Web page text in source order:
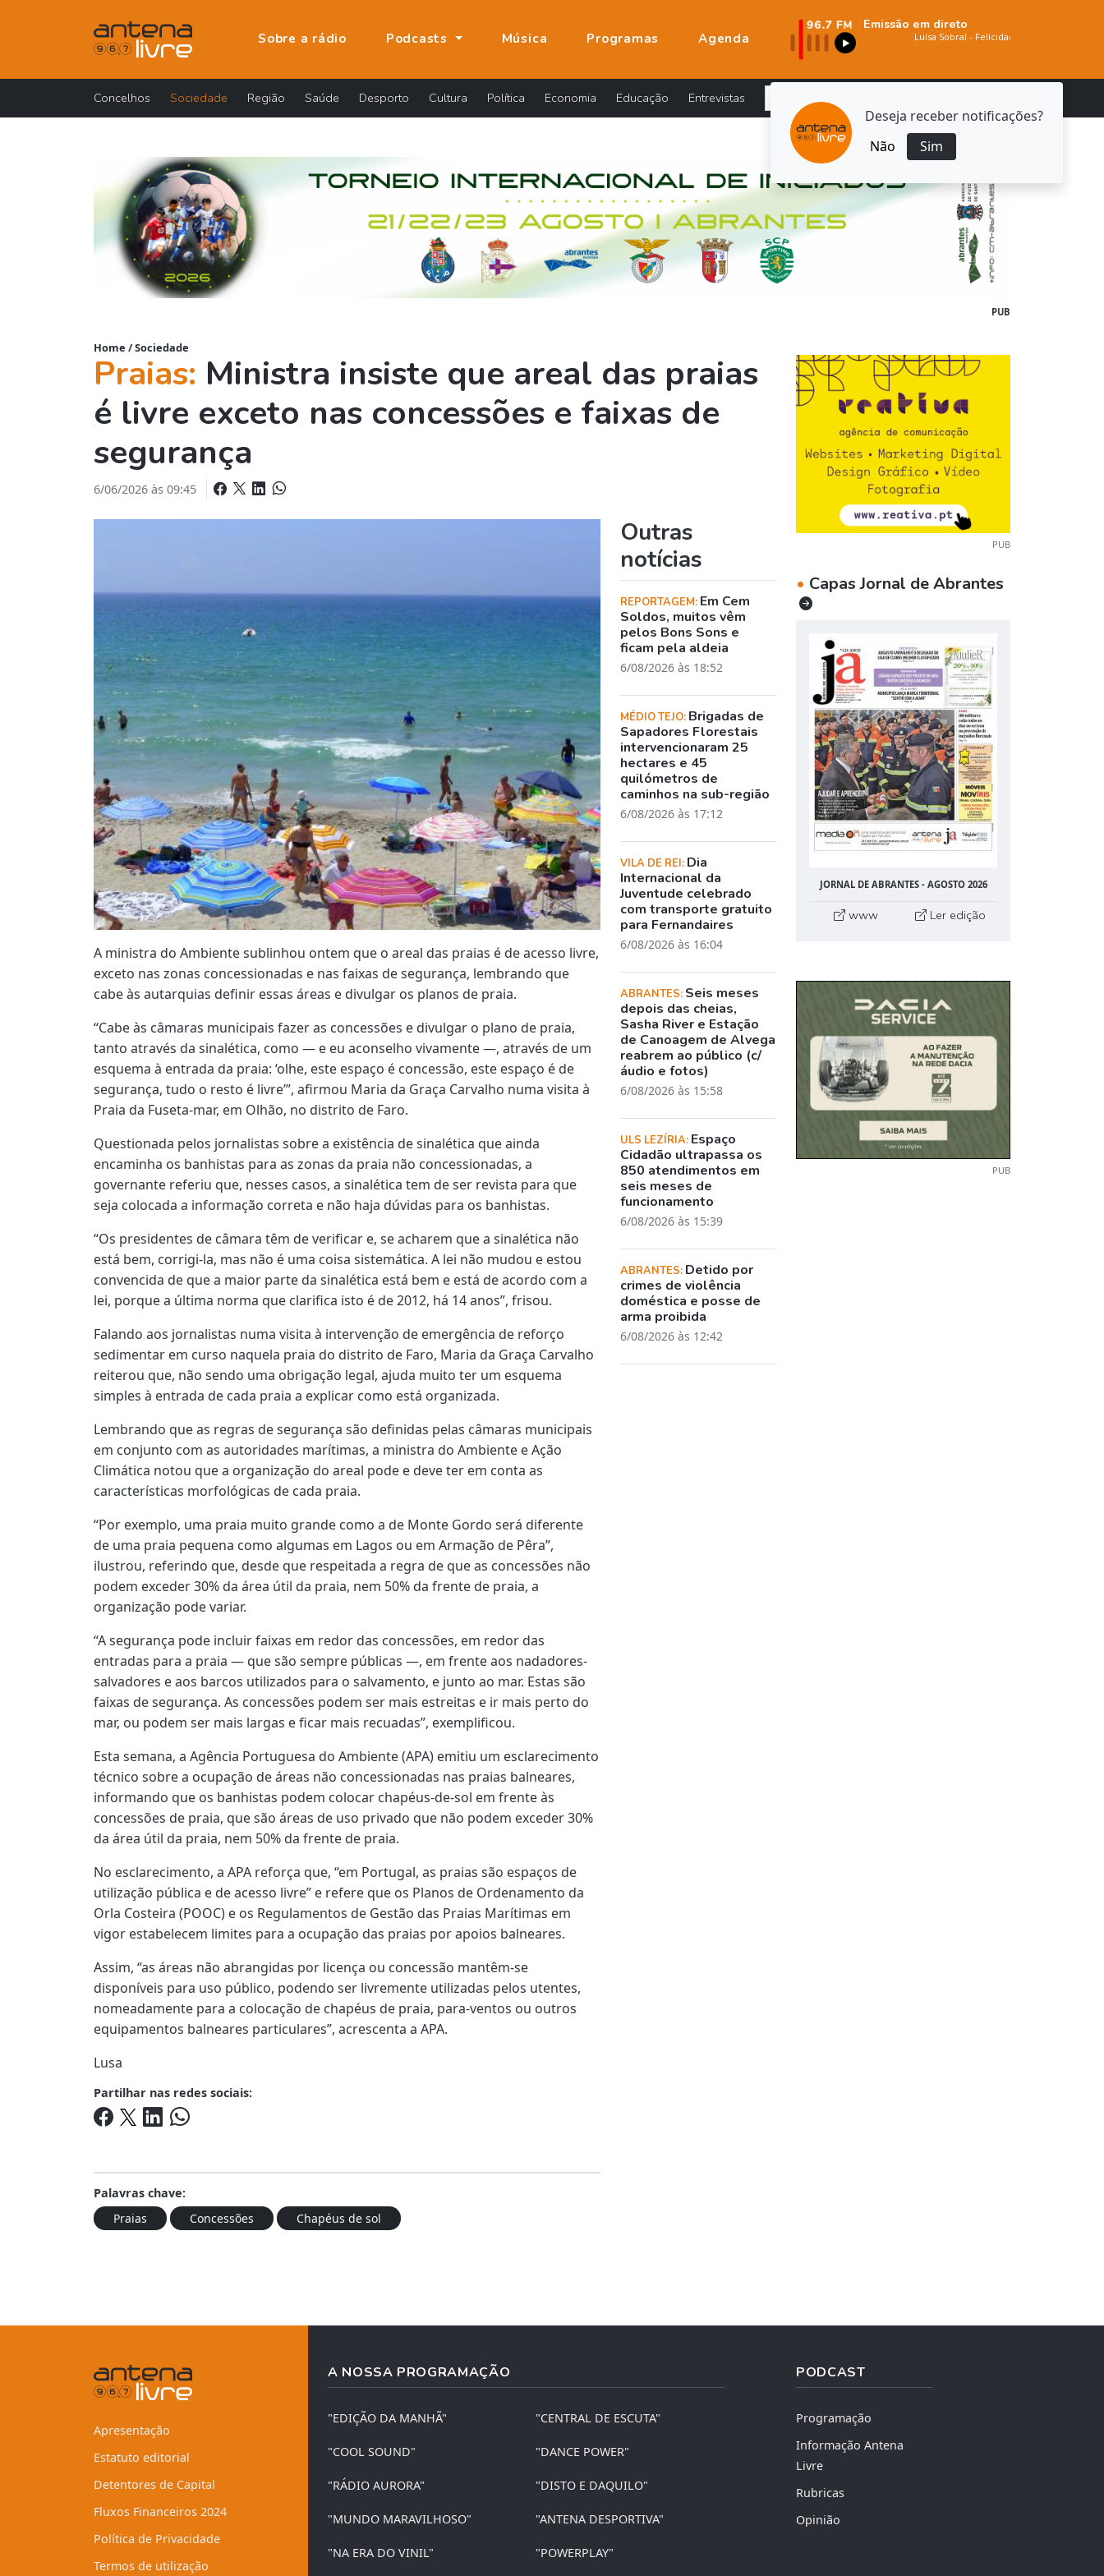
Deseja receber notificações?
Não
Sim
Sobre a rádio Podcasts Música Programas Agenda
Emissão em direto
Concelhos Sociedade Região Saúde Desporto Cultura Política Economia Educação Entrevistas
PUB
Home /Sociedade
Praias: Ministra insiste que areal das praias
é livre exceto nas concessões e faixas de
segurança
6/06/2026 às 09:45
A ministra do Ambiente sublinhou ontem que o areal das praias é de acesso livre,
exceto nas zonas concessionadas e nas faixas de segurança, lembrando que
cabe às autarquias definir essas áreas e divulgar os planos de praia.
“Cabe às câmaras municipais fazer as concessões e divulgar o plano de praia,
tanto através da sinalética, como — e eu aconselho vivamente —, através de um
esquema à entrada da praia: ‘olhe, este espaço é concessão, este espaço é de
segurança, tudo o resto é livre’”, afirmou Maria da Graça Carvalho numa visita à
Praia da Fuseta-mar, em Olhão, no distrito de Faro.
Questionada pelos jornalistas sobre a existência de sinalética que ainda
encaminha os banhistas para as zonas da praia não concessionadas, a
governante referiu que, nesses casos, a sinalética tem de ser revista para que
seja colocada a informação correta e não haja dúvidas para os banhistas.
“Os presidentes de câmara têm de verificar e, se acharem que a sinalética não
está bem, corrigi-la, mas não é uma coisa sistemática. A lei não mudou e estou
convencida de que a maior parte da sinalética está bem e está de acordo com a
lei, porque a última norma que clarifica isto é de 2012, há 14 anos”, frisou.
Falando aos jornalistas numa visita à intervenção de emergência de reforço
sedimentar em curso naquela praia do distrito de Faro, Maria da Graça Carvalho
reiterou que, não sendo uma obrigação legal, ajuda muito ter um esquema
simples à entrada de cada praia a explicar como está organizada.
Lembrando que as regras de segurança são definidas pelas câmaras municipais
em conjunto com as autoridades marítimas, a ministra do Ambiente e Ação
Climática notou que a organização do areal pode e deve ter em conta as
características morfológicas de cada praia.
“Por exemplo, uma praia muito grande como a de Monte Gordo será diferente
de uma praia pequena como algumas em Lagos ou em Armação de Pêra”,
ilustrou, referindo que, desde que respeitada a regra de que as concessões não
podem exceder 30% da área útil da praia, nem 50% da frente de praia, a
organização pode variar.
“A segurança pode incluir faixas em redor das concessões, em redor das
entradas para a praia — que são sempre públicas —, em frente aos nadadores-
salvadores e aos barcos utilizados para o salvamento, e junto ao mar. Estas são
faixas de segurança. As concessões podem ser mais estreitas e ir mais perto do
mar, ou podem ser mais largas e ficar mais recuadas”, exemplificou.
Esta semana, a Agência Portuguesa do Ambiente (APA) emitiu um esclarecimento
técnico sobre a ocupação de áreas não concessionadas nas praias balneares,
informando que os banhistas podem colocar chapéus-de-sol em frente às
concessões de praia, que são áreas de uso privado que não podem exceder 30%
da área útil da praia, nem 50% da frente de praia.
No esclarecimento, a APA reforça que, “em Portugal, as praias são espaços de
utilização pública e de acesso livre” e refere que os Planos de Ordenamento da
Orla Costeira (POOC) e os Regulamentos de Gestão das Praias Marítimas em
vigor estabelecem limites para a ocupação das praias por apoios balneares.
Assim, “as áreas não abrangidas por licença ou concessão mantêm-se
disponíveis para uso público, podendo ser livremente utilizadas pelos utentes,
nomeadamente para a colocação de chapéus de praia, para-ventos ou outros
equipamentos balneares particulares”, acrescenta a APA.
Lusa
Partilhar nas redes sociais:
Palavras chave:
Praias
Concessões Chapéus de sol
Outras
notícias
REPORTAGEM: Em Cem
Soldos, muitos vêm
pelos Bons Sons e
ficam pela aldeia
6/08/2026 às 18:52
MÉDIO TEJO: Brigadas de
Sapadores Florestais
intervencionaram 25
hectares e 45
quilómetros de
caminhos na sub-região
6/08/2026 às 17:12
VILA DE REI: Dia
Internacional da
Juventude celebrado
com transporte gratuito
para Fernandaires
6/08/2026 às 16:04
ABRANTES: Seis meses
depois das cheias,
Sasha River e Estação
de Canoagem de Alvega
reabrem ao público (c/
áudio e fotos)
6/08/2026 às 15:58
ULS LEZÍRIA: Espaço
Cidadão ultrapassa os
850 atendimentos em
seis meses de
funcionamento
6/08/2026 às 15:39
ABRANTES: Detido por
crimes de violência
doméstica e posse de
arma proibida
6/08/2026 às 12:42
PUB
• Capas Jornal de Abrantes
JORNAL DE ABRANTES - AGOSTO 2026
www Ler edição
PUB
Apresentação
Estatuto editorial
Detentores de Capital
Fluxos Financeiros 2024
Política de Privacidade
Termos de utilização
A NOSSA PROGRAMAÇÃO
"EDIÇÃO DA MANHÃ" "CENTRAL DE ESCUTA"
"COOL SOUND" "DANCE POWER"
"RÁDIO AURORA" "DISTO E DAQUILO"
"MUNDO MARAVILHOSO" "ANTENA DESPORTIVA"
"NA ERA DO VINIL" "POWERPLAY"
PODCAST
Programação
Informação Antena
Livre
Rubricas
Opinião